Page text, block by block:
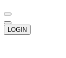
LOGIN